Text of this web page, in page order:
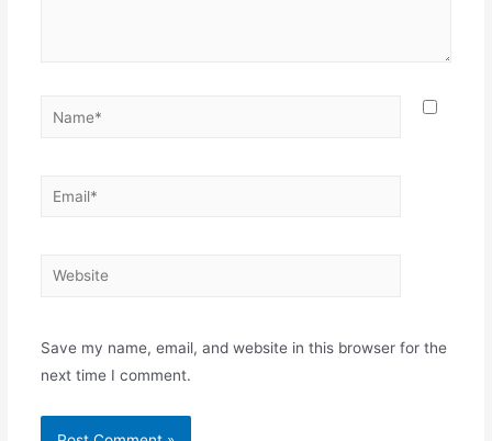
Save my name, email, and website in this browser for the
next time I comment.